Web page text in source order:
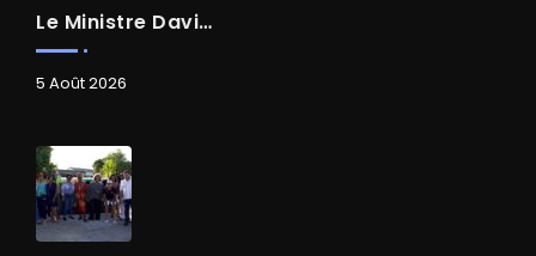
Le Ministre David AMIEL En Visite Dans Le Centre-Ville De Cayenne
5 Août 2026